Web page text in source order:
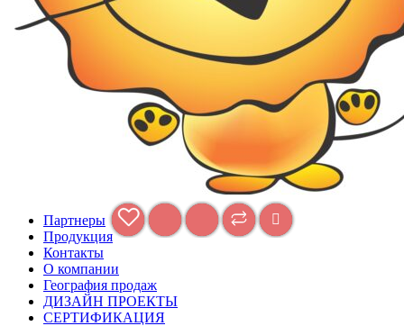
Партнеры
Продукция
Контакты
О компании
География продаж
ДИЗАЙН ПРОЕКТЫ
СЕРТИФИКАЦИЯ